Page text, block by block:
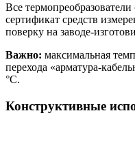
Все
сертификат средств
поверку на заводе-
Важно: максимальная
перехода «арматура-
°С.
Конструктивные